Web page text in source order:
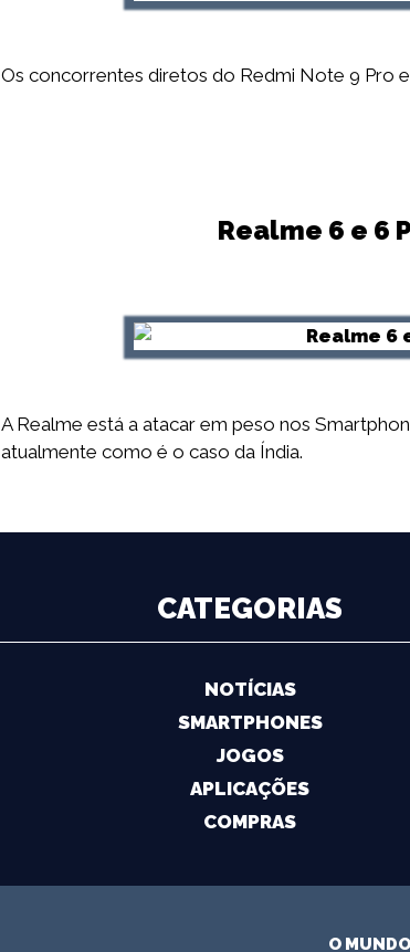
Os concorrentes diretos do Redmi Note 9 Pro
Realme 6 e 6
A Realme está a atacar em peso nos
atualmente como é o caso da Índia.
CATEGORIAS
NOTÍCIAS
SMARTPHONES
JOGOS
APLICAÇÕES
COMPRAS
O